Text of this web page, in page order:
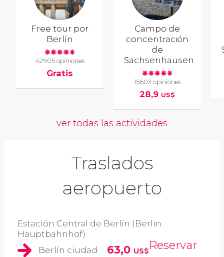
Free tour por
Berlín
42905 opiniones
Gratis
Campo de
concentración
de
Sachsenhausen
15603 opiniones
28,9 US$
ver todas las actividades
Traslados
aeropuerto
Estación Central de Berlín (Berlin
Hauptbahnhof)
Berlín ciudad
63,0 US$Reservar